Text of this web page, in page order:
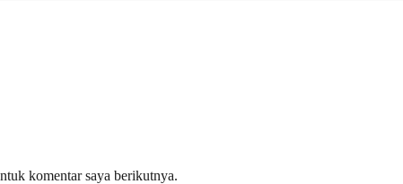
komentar saya berikutnya.